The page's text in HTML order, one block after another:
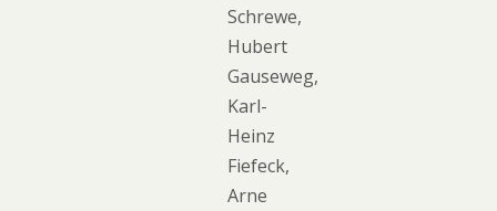
Schrewe,
Hubert
Gauseweg,
Karl-
Heinz
Fiefeck,
Arne